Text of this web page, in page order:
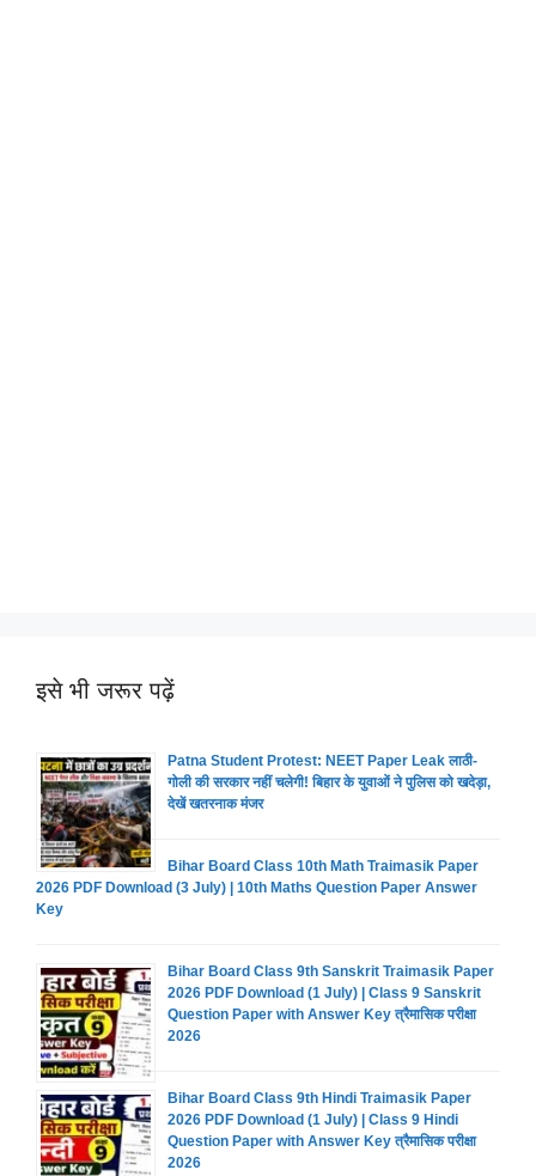
इसे भी जरूर पढ़ें
Patna Student Protest: NEET Paper Leak लाठी-
गोली की सरकार नहीं चलेगी! बिहार के युवाओं ने पुलिस को खदेड़ा,
देखें खतरनाक मंजर
Bihar Board Class 10th Math Traimasik Paper
2026 PDF Download (3 July) | 10th Maths Question Paper Answer
Key
Bihar Board Class 9th Sanskrit Traimasik Paper
2026 PDF Download (1 July) | Class 9 Sanskrit
Question Paper with Answer Key त्रैमासिक परीक्षा
2026
Bihar Board Class 9th Hindi Traimasik Paper
2026 PDF Download (1 July) | Class 9 Hindi
Question Paper with Answer Key त्रैमासिक परीक्षा
2026